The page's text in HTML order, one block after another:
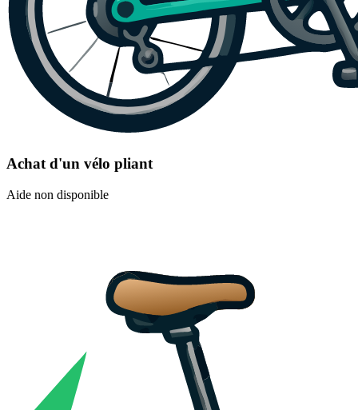
Achat d'un vélo pliant
Aide non disponible